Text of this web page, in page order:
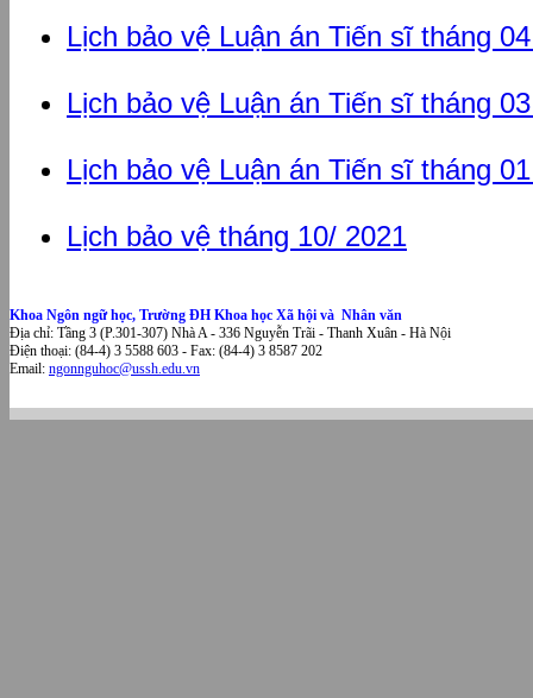
Lịch bảo vệ Luận án Tiến sĩ tháng
Lịch bảo vệ Luận án Tiến sĩ tháng
Lịch bảo vệ Luận án Tiến sĩ tháng
Lịch bảo vệ tháng 10/ 2021
Khoa Ngôn ngữ học, Trường ĐH Khoa học Xã hội và Nhân văn
Địa chỉ: Tầng 3 (P.301-307) Nhà A - 336 Nguyễn Trãi - Thanh Xuân - Hà Nội
Điện thoại: (84-4) 3 5588 603 - Fax: (84-4) 3 8587 202
Email: ngonnguhoc@ussh.edu.vn